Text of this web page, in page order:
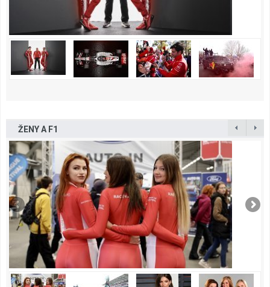
ŽENY A F1